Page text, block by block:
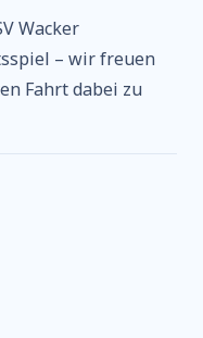
Wacker
– wir freuen
Fahrt dabei zu